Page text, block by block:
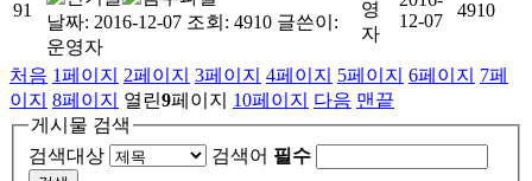
91
날짜: 2016-12-07 조회: 4910 글쓴이:
운영자
영
자
12-07
4910
처음 1페이지 2페이지 3페이지 4페이지 5페이지 6페이지 7페
이지 8페이지 열린9페이지 10페이지 다음 맨끝
게시물 검색
검색대상
검색어 필수